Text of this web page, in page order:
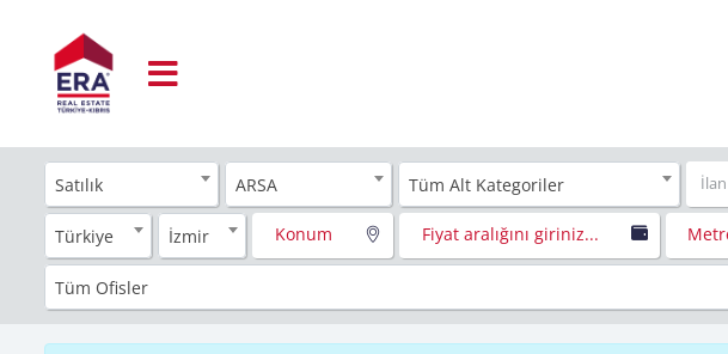
Satılık ARSA Tüm Alt Kategoriler
Türkiye İzmir Konum Fiyat aralığını giriniz...
Tüm Ofisler